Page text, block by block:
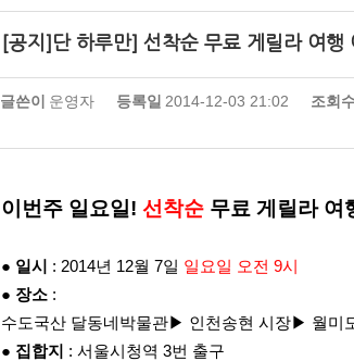
[공지]단 하루만] 선착순 무료 게릴라 여행
글쓴이 운영자 등록일 2014-12-03 21:02 조회
이번주 일요일! 선착순 무료 게릴라 여
● 일시 : 2014년 12월 7일 일요일 오전 9시
● 장소 :
수도국산 달동네박물관▶ 인천송현 시장▶ 월미
● 집합지
: 서울시청역 3번 출구